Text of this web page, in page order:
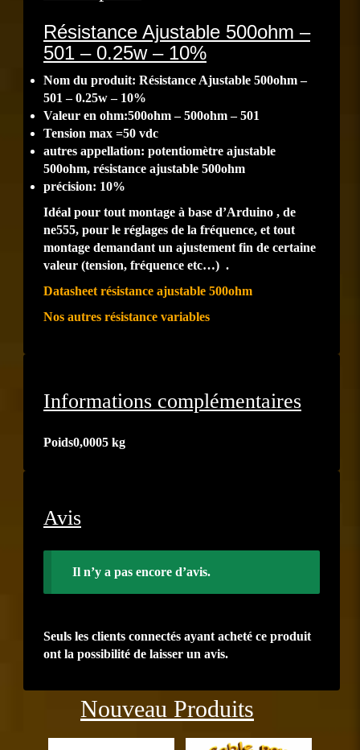
Résistance Ajustable 500ohm –
501 – 0.25w – 10%
Nom du produit: Résistance Ajustable 500ohm –
501 – 0.25w – 10%
Valeur en ohm:500ohm – 500ohm – 501
Tension max =50 vdc
autres appellation: potentiomètre ajustable
500ohm, résistance ajustable 500ohm
précision: 10%
Idéal pour tout montage à base d’Arduino , de
ne555, pour le réglages de la fréquence, et tout
montage demandant un ajustement fin de certaine
valeur (tension, fréquence etc…) .
Datasheet résistance ajustable 500ohm
Nos autres résistance variables
Informations complémentaires
Poids0,0005 kg
Avis
Il n’y a pas encore d’avis.
Seuls les clients connectés ayant acheté ce produit
ont la possibilité de laisser un avis.
Nouveau Produits
Précédent